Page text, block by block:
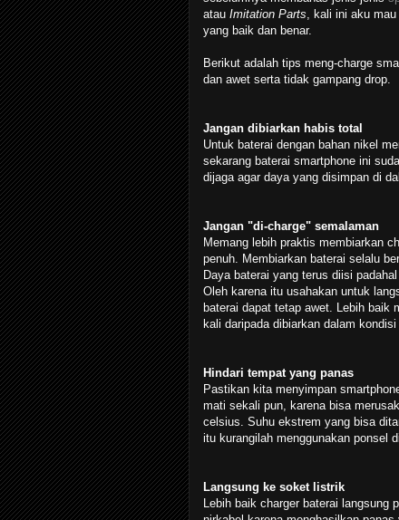
atau Imitation Parts , kali ini aku
yang baik dan benar.
Berikut adalah tips meng-charge
dan awet serta tidak gampang drop.
Jangan dibiarkan habis total
Untuk baterai dengan bahan nikel
sekarang baterai smartphone ini
dijaga agar daya yang disimpan di
Jangan "di-charge" semalaman
Memang lebih praktis membiarkan
penuh. Membiarkan baterai selalu
Daya baterai yang terus diisi
Oleh karena itu usahakan untuk
baterai dapat tetap awet. Lebih baik
kali daripada dibiarkan dalam
Hindari tempat yang panas
Pastikan kita menyimpan
mati sekali pun, karena bisa
celsius. Suhu ekstrem yang bisa
itu kurangilah menggunakan ponsel
Langsung ke soket listrik
Lebih baik charger baterai